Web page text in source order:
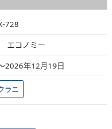
728
エコノミー
2026年12月19日
ラニ